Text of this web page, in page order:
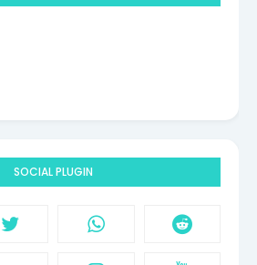
SOCIAL PLUGIN